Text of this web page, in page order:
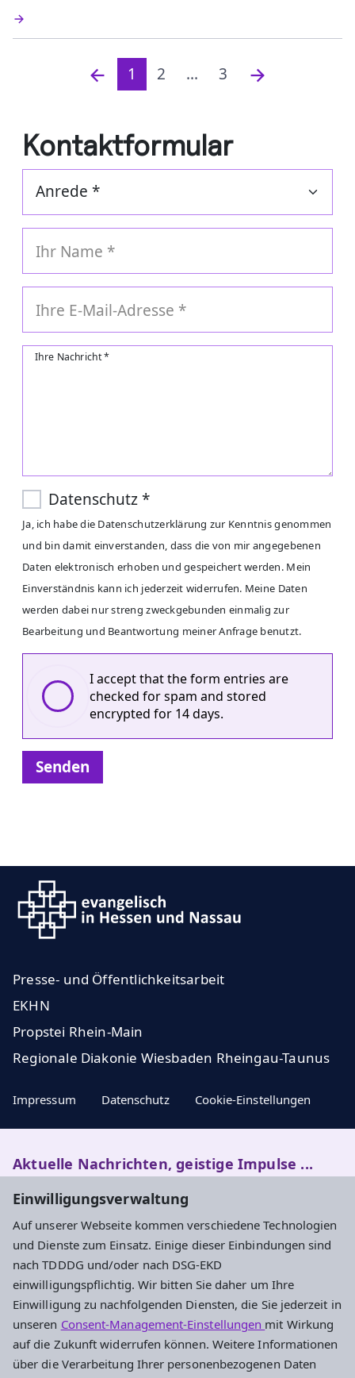
Einwilligungsverwaltung
Auf unserer Webseite kommen verschiedene Technologien
und Dienste zum Einsatz. Einige dieser Einbindungen sind
nach TDDDG und/oder nach DSG-EKD
einwilligungspflichtig. Wir bitten Sie daher um Ihre
Einwilligung zu nachfolgenden Diensten, die Sie jederzeit in
unseren Consent-Management-Einstellungen mit Wirkung
auf die Zukunft widerrufen können. Weitere Informationen
über die Verarbeitung Ihrer personenbezogenen Daten
1 2 ... 3
Kontaktformular
Ihr Name *
Ihre E-Mail-Adresse *
Ihre Nachricht*
Datenschutz*
Ja, ich habe die Datenschutzerklärung zur Kenntnis genommen
und bin damit einverstanden, dass die von mir angegebenen
Daten elektronisch erhoben und gespeichert werden. Mein
Einverständnis kann ich jederzeit widerrufen. Meine Daten
werden dabei nur streng zweckgebunden einmalig zur
Bearbeitung und Beantwortung meiner Anfrage benutzt.
I accept that the form entries are
checked for spam and stored
encrypted for 14 days.
Senden
Presse- und Öffentlichkeitsarbeit
EKHN
Propstei Rhein-Main
Regionale Diakonie Wiesbaden Rheingau-Taunus
Impressum Datenschutz Cookie-Einstellungen
Aktuelle Nachrichten, geistige Impulse ...
Newsletter entdecken
Adresse
Evangelisches Dekanat Rheingau-Taunus
Aarstraße 44
65232 Taunusstein